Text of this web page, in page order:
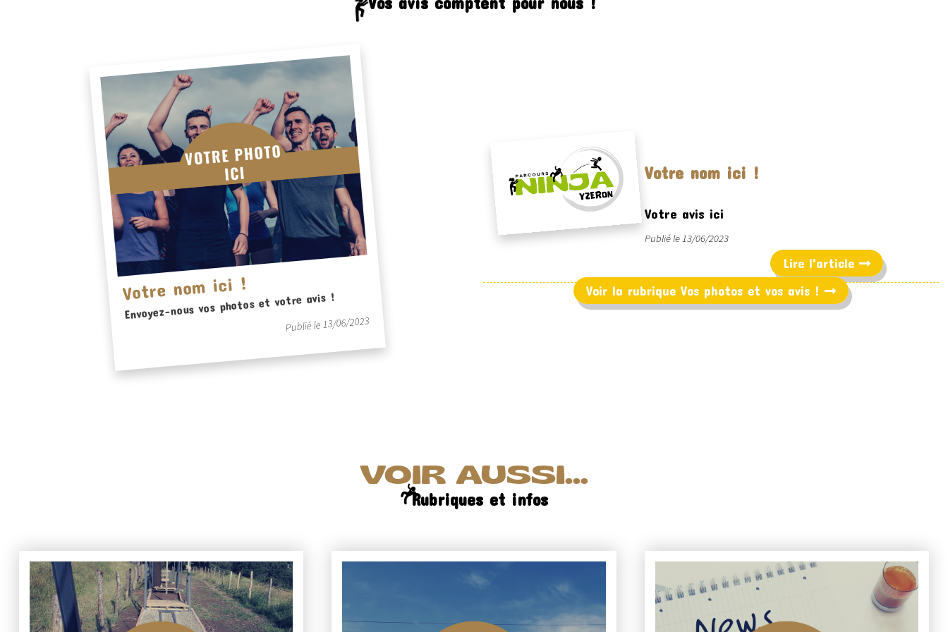
Votre nom ici !
Envoyez-nous vos photos et votre avis !
Publié le 13/06/2023
Votre nom ici !
Votre avis ici
Publié le 13/06/2023
Lire l'article
Voir la rubrique Vos photos et vos avis !
VOIR AUSSI...
Rubriques et infos